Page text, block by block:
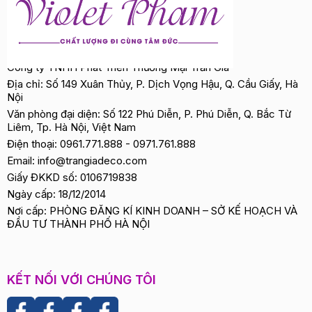
➤THÀNH PHẦN KHÁC:
Adenosine:Hoạt chất thế hệ mới đẩy mạnh quá
hiện tượng chảy xệ, làm đầy các rãnh nhăn nhanh
chóng.
CÔNG DỤNG NỔI BẬT CỦA SẢN PHẨM
+ Kem chống nắng với công thức chống trôi độc
đáo, hỗ trợ chống nắng cho làn da khỏi những tác
hại của ánh nắng mặt trời, làm dịu và mát da nhanh
chóng
PA+++
Công ty TNHH Phát Triển Thương Mại Trần Gia
Địa chỉ: Số 149 Xuân Thủy, P. Dịch Vọng Hậu, Q. Cầu Giấy, Hà
Nội
Văn phòng đại diện: Số 122 Phú Diễn, P. Phú Diễn, Q. Bắc Từ
Liêm, Tp. Hà Nội, Việt Nam
Điện thoại: 0961.771.888 - 0971.761.888
Email: info@trangiadeco.com
Giấy ĐKKD số: 0106719838
Ngày cấp: 18/12/2014
Nơi cấp: PHÒNG ĐĂNG KÍ KINH DOANH – SỞ KẾ HOẠCH VÀ
ĐẦU TƯ THÀNH PHỐ HÀ NỘI
KẾT NỐI VỚI CHÚNG TÔI